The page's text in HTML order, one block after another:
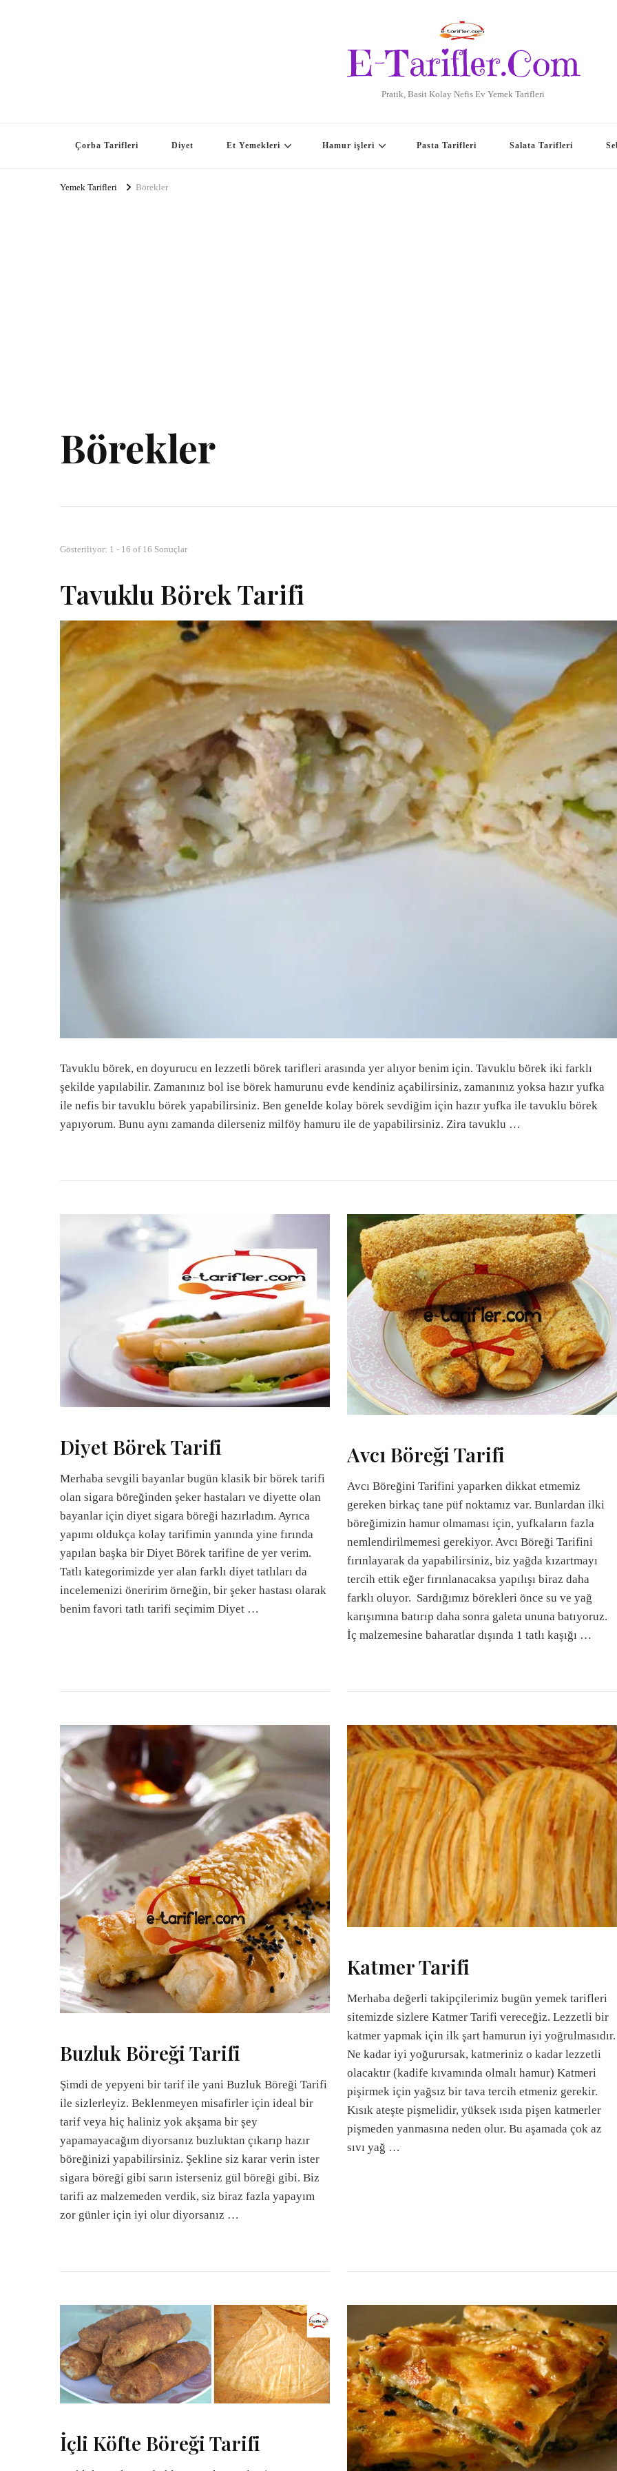
E-Tarifler.Com
Pratik, Basit Kolay Nefis Ev Yemek Tarifleri
Çorba Tarifleri Diyet Et Yemekleri Hamur işleri Pasta Tarifleri Salata Tarifleri
Yemek Tarifleri Börekler
Börekler
Gösteriliyor: 1 - 16 of 16 Sonuçlar
Tavuklu Börek Tarifi
Tavuklu börek, en doyurucu en lezzetli börek tarifleri arasında yer alıyor benim için. Tavuklu börek iki farklı
şekilde yapılabilir. Zamanınız bol ise börek hamurunu evde kendiniz açabilirsiniz, zamanınız yoksa hazır yufka
ile nefis bir tavuklu börek yapabilirsiniz. Ben genelde kolay börek sevdiğim için hazır yufka ile tavuklu börek
yapıyorum. Bunu aynı zamanda dilerseniz milföy hamuru ile de yapabilirsiniz. Zira tavuklu …
Diyet Börek Tarifi
Merhaba sevgili bayanlar bugün klasik bir börek tarifi
olan sigara böreğinden şeker hastaları ve diyette olan
bayanlar için diyet sigara böreği hazırladım. Ayrıca
yapımı oldukça kolay tarifimin yanında yine fırında
yapılan başka bir Diyet Börek tarifine de yer verim.
Tatlı kategorimizde yer alan farklı diyet tatlıları da
incelemenizi öneririm örneğin, bir şeker hastası olarak
benim favori tatlı tarifi seçimim Diyet …
Avcı Böreği Tarifi
Avcı Böreğini Tarifini yaparken dikkat etmemiz
gereken birkaç tane püf noktamız var. Bunlardan ilki
böreğimizin hamur olmaması için, yufkaların fazla
nemlendirilmemesi gerekiyor. Avcı Böreği Tarifini
fırınlayarak da yapabilirsiniz, biz yağda kızartmayı
tercih ettik eğer fırınlanacaksa yapılışı biraz daha
farklı oluyor. Sardığımız börekleri önce su ve yağ
karışımına batırıp daha sonra galeta ununa batıyoruz.
İç malzemesine baharatlar dışında 1 tatlı kaşığı …
Buzluk Böreği Tarifi
Şimdi de yepyeni bir tarif ile yani Buzluk Böreği Tarifi
ile sizlerleyiz. Beklenmeyen misafirler için ideal bir
tarif veya hiç haliniz yok akşama bir şey
yapamayacağım diyorsanız buzluktan çıkarıp hazır
böreğinizi yapabilirsiniz. Şekline siz karar verin ister
sigara böreği gibi sarın isterseniz gül böreği gibi. Biz
tarifi az malzemeden verdik, siz biraz fazla yapayım
zor günler için iyi olur diyorsanız …
Katmer Tarifi
Merhaba değerli takipçilerimiz bugün yemek tarifleri
sitemizde sizlere Katmer Tarifi vereceğiz. Lezzetli bir
katmer yapmak için ilk şart hamurun iyi yoğrulmasıdır.
Ne kadar iyi yoğurursak, katmeriniz o kadar lezzetli
olacaktır (kadife kıvamında olmalı hamur) Katmeri
pişirmek için yağsız bir tava tercih etmeniz gerekir.
Kısık ateşte pişmelidir, yüksek ısıda pişen katmerler
pişmeden yanmasına neden olur. Bu aşamada çok az
sıvı yağ …
İçli Köfte Böreği Tarifi